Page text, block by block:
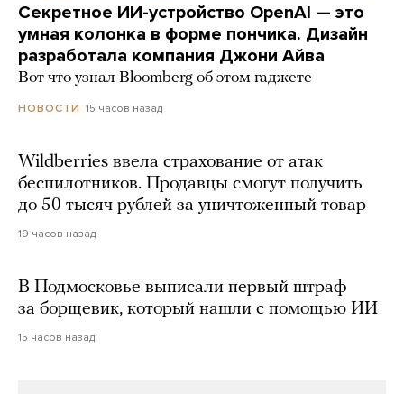
Секретное ИИ-устройство OpenAI — это
умная колонка в форме пончика. Дизайн
разработала компания Джони Айва
Вот что узнал Bloomberg об этом гаджете
НОВОСТИ 15 часов назад
Wildberries ввела страхование от атак
беспилотников. Продавцы смогут получить
до 50 тысяч рублей за уничтоженный товар
19 часов назад
В Подмосковье выписали первый штраф
за борщевик, который нашли с помощью ИИ
15 часов назад